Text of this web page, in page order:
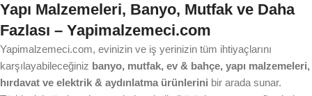
Yapı Malzemeleri, Banyo, Mutfak ve Daha
Fazlası – Yapimalzemeci.com
Yapimalzemeci.com, evinizin ve iş yerinizin tüm ihtiyaçlarını
karşılayabileceğiniz banyo, mutfak, ev & bahçe, yapı malzemeleri,
hırdavat ve elektrik & aydınlatma ürünlerini bir arada sunar.